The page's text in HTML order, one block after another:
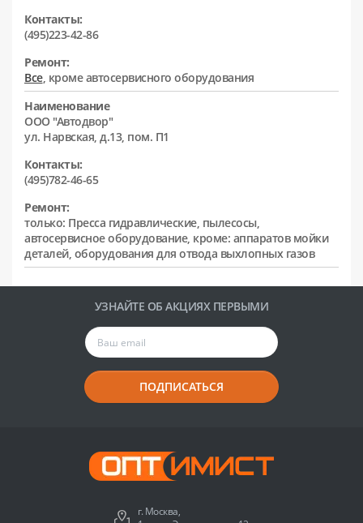
Контакты:
(495)223-42-86
Ремонт:
Все, кроме автосервисного оборудования
Наименование
ООО "Автодвор"
ул. Нарвская, д.13, пом. П1
Контакты:
(495)782-46-65
Ремонт:
только: Пресса гидравлические, пылесосы,
автосервисное оборудование, кроме: аппаратов мойки
деталей, оборудования для отвода выхлопных газов
УЗНАЙТЕ ОБ АКЦИЯХ ПЕРВЫМИ
ПОДПИСАТЬСЯ
г. Москва,